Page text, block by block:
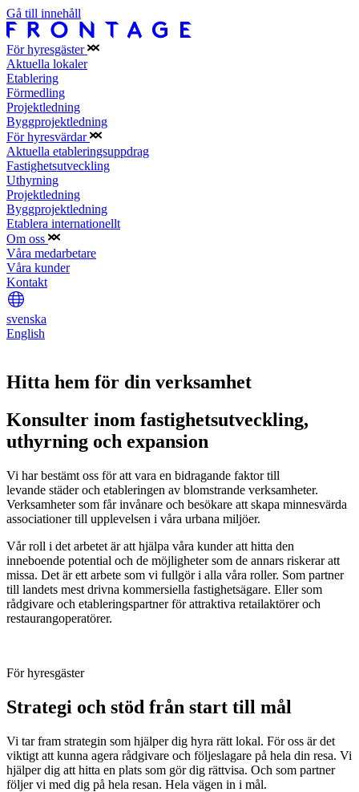
Gå till innehåll
För hyresgäster
Aktuella lokaler
Etablering
Förmedling
Projektledning
Byggprojektledning
För hyresvärdar
Aktuella etableringsuppdrag
Fastighetsutveckling
Uthyrning
Projektledning
Byggprojektledning
Etablera internationellt
Om oss
Våra medarbetare
Våra kunder
Kontakt
svenska
English
Hitta hem för din verksamhet
Konsulter inom fastighets­utveckling,
uthyrning och expansion
Vi har bestämt oss för att vara en bidragande faktor till
levande städer och etableringen av blomstrande verksamheter.
Verksamheter som får invånare och besökare att skapa minnesvärda
associationer till upplevelsen i våra urbana miljöer.
Vår roll i det arbetet är att hjälpa våra kunder att hitta den
inneboende potential och de möjligheter som de annars riskerar att
missa. Det är ett arbete som vi fullgör i alla våra roller. Som partner
till landets mest drivna kommersiella fastighetsägare. Eller som
rådgivare och etableringspartner för attraktiva retailaktörer och
restaurangoperatörer.
För hyresgäster
Strategi och stöd från start till mål
Vi tar fram strategin som hjälper dig hyra rätt lokal. För oss är det
viktigt att kunna agera rådgivare och följeslagare på hela din resa. Vi
hjälper dig att hitta en plats som gör dig rättvisa. Och som partner
följer vi med dig på hela resan. Hela vägen in i mål.